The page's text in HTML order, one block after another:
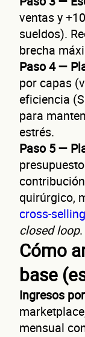
ventas y
sueldos).
brecha
Paso 4 —
por capas
eficiencia
para
estrés.
Paso 5 —
quirúrgico,
cross-
closed loop.
Cómo
base
Ingresos
mensual